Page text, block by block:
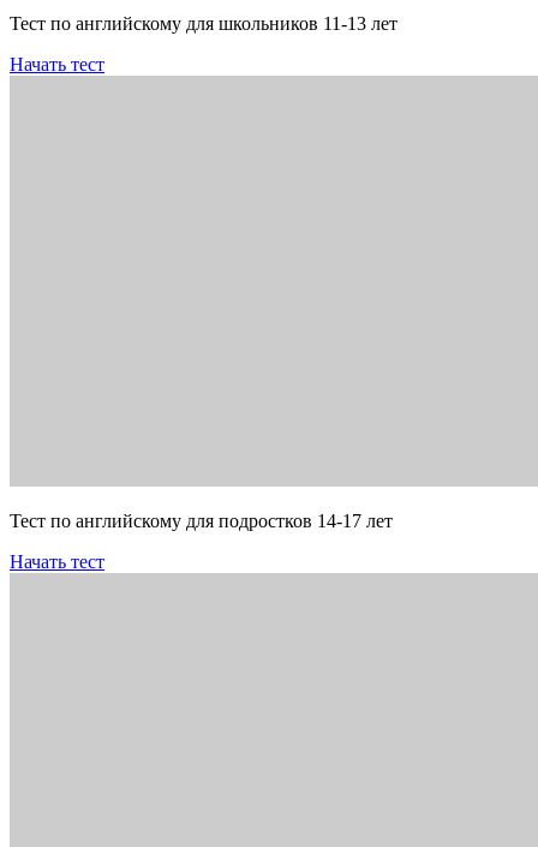
Тест по английскому для школьников 11-13 лет
Начать тест
Тест по английскому для подростков 14-17 лет
Начать тест